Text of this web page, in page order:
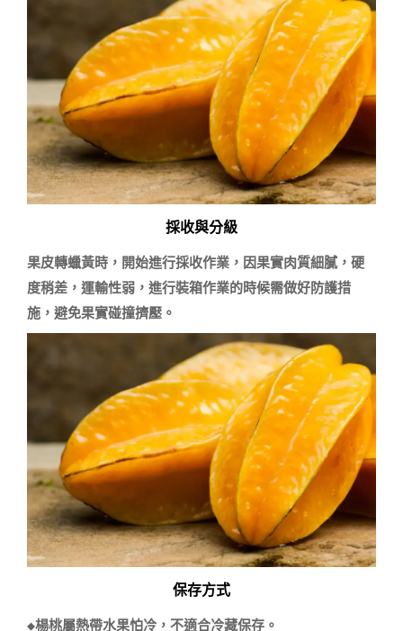
採收與分級
果皮轉蠟黃時，開始進行採收作業，因果實肉質細膩，硬
度稍差，運輸性弱，進行裝箱作業的時候需做好防護措
保存方式
◆楊桃屬熱帶水果怕冷，不適合冷藏保存。